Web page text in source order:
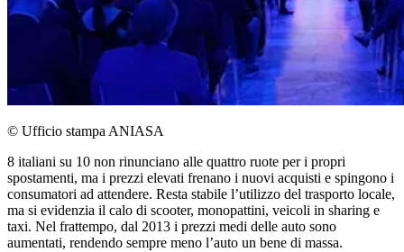
© Ufficio stampa ANIASA
8 italiani su 10 non rinunciano alle quattro ruote per i propri
spostamenti, ma i prezzi elevati frenano i nuovi acquisti e spingono i
consumatori ad attendere. Resta stabile l’utilizzo del trasporto locale,
ma si evidenzia il calo di scooter, monopattini, veicoli in sharing e
taxi. Nel frattempo, dal 2013 i prezzi medi delle auto sono
aumentati, rendendo sempre meno l’auto un bene di massa.